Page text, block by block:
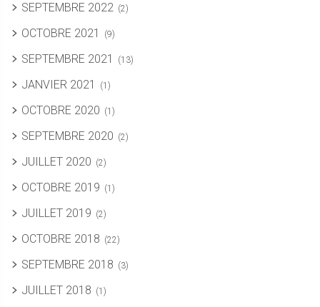
SEPTEMBRE 2022 (2)
OCTOBRE 2021 (9)
SEPTEMBRE 2021 (13)
JANVIER 2021 (1)
OCTOBRE 2020 (1)
SEPTEMBRE 2020 (2)
JUILLET 2020 (2)
OCTOBRE 2019 (1)
JUILLET 2019 (2)
OCTOBRE 2018 (22)
SEPTEMBRE 2018 (3)
JUILLET 2018 (1)